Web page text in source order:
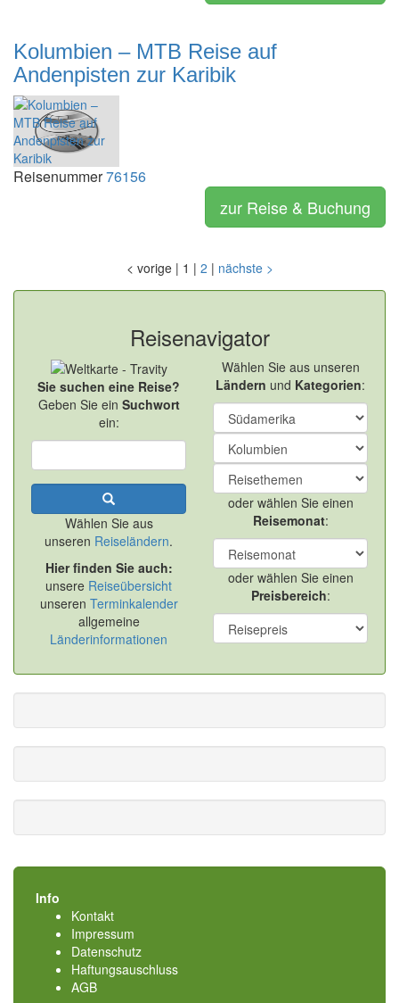
Kolumbien – MTB Reise auf
Andenpisten zur Karibik
Reisenummer76156
zur Reise & Buchung
< vorige | 1 | 2 | nächste >
Reisenavigator
Sie suchen eine Reise?
Geben Sie ein Suchwort
ein:
Wählen Sie aus
unseren Reiseländern.
Hier finden Sie auch:
unsere Reiseübersicht
unseren Terminkalender
allgemeine
Länderinformationen
Wählen Sie aus unseren
Ländern und Kategorien:
oder wählen Sie einen
Reisemonat:
oder wählen Sie einen
Preisbereich:
Info
Kontakt
Impressum
Datenschutz
Haftungsauschluss
AGB